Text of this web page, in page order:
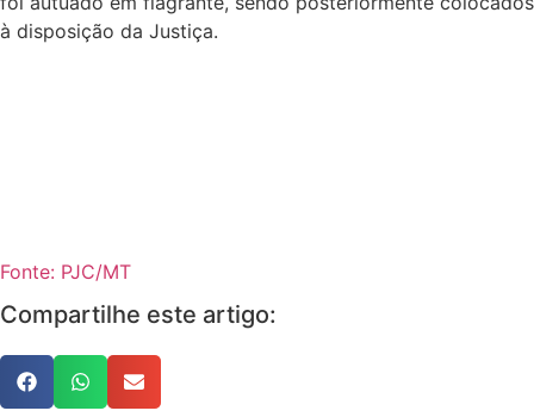
à disposição da Justiça.
Fonte: PJC/MT
Compartilhe este artigo: